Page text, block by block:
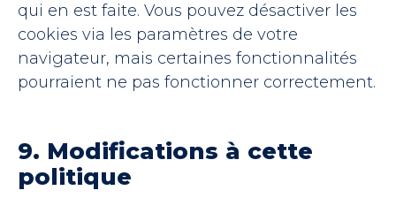
qui en est faite. Vous pouvez désactiver les
cookies via les paramètres de votre
navigateur, mais certaines fonctionnalités
pourraient ne pas fonctionner correctement.
9. Modifications à cette
politique